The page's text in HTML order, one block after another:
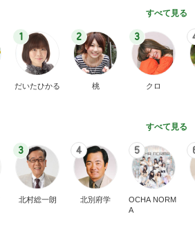
すべて見る
1
だいたひかる
2
桃
3
クロ
すべて見る
3
北村総一朗
4
北別府学
5
OCHA NORM
A